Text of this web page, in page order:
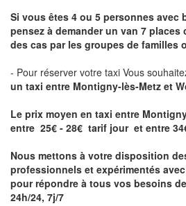
Si vous êtes 4 ou 5 personnes avec
pensez à demander un van 7
des cas par les groupes de familles
- Pour réserver votre taxi Vous
un taxi entre Montigny-lès-Metz et
Le prix moyen en taxi entre
entre 25€ - 28€ tarif jour et entre
Nous mettons à votre disposition
professionnels et expérimentés
pour répondre à tous vos besoins
24h/24, 7j/7